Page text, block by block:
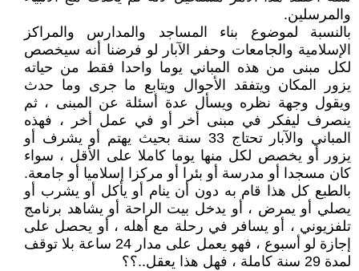
والمرسلين.
بالنسبة لموضوع بناء المساجد والمدارس والمراكز
الإسلامية والجامعات وحفر الآبار لو فرضنا أنه سيخصص
لكل مبنى من هذه المباني يوما واحدا فقط من حياته
يزور المكان ويتفقد الأحوال ويتابع ما جرى وما حدث
ويقول وجهة نظره ويسأل عدة أسئلة عن المبنى ، ثم
ينصرف ليفكر في مبنى أخر أو في عمل أخر ، فهذه
المباني والآبار تحتاج 33 سنة بحيث يهتم أو يشرف أو
يزور أو يخصص لكل منها يوما كاملا على الأقل ، سواء
كان مسجدا أو مدرسة أو بئرا أو مركزا إسلاميا أو جامعة.
بالطبع كل هذا قام به دون أن ينام أو يأكل أو يشرب أو
يصلي أو يمرض ، أو يدخل بيت الراحة أو يشاهد برنامج
تلفزيوني ، أو يسافر في رحلة مع أهله ، أو يحصل على
إجازة لو أسبوع ، فهو يعمل على مدار 24 ساعة بلا توقف
لمدة 29 سنة كاملة ، فهل هذا يعقل..؟؟